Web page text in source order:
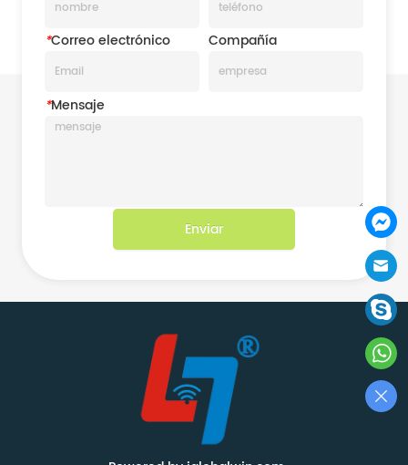
*Correo electrónico Compañía
*Mensaje
Enviar